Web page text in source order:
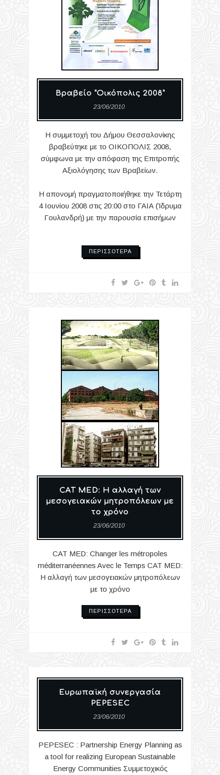
Βραβείο “Οικόπολις 2008”
23/06/2010
Η συμμετοχή του Δήμου Θεσσαλονίκης
βραβεύτηκε με το ΟΙΚΟΠΟΛΙΣ 2008,
σύμφωνα με την απόφαση της Επιτροπής
Αξιολόγησης των Βραβείων.
Η απονομή πραγματοποιήθηκε την Τετάρτη
4 Ιουνίου 2008 στις 20:00 στο ΓΑΙΑ (Ίδρυμα
Γουλανδρή) με την παρουσία επισήμων
ΠΕΡΙΣΣΌΤΕΡΑ
CAT MED: Η αλλαγή των
μεσογειακών μητροπόλεων με
το χρόνο
23/06/2010
CAT MED: Changer les métropoles
méditerranéennes Avec le Temps CAT MED:
Η αλλαγή των μεσογειακών μητροπόλεων
με το χρόνο
ΠΕΡΙΣΣΌΤΕΡΑ
Eυρωπαϊκή συνεργασία
PEPESEC
23/06/2010
PEPESEC : Partnership Energy Planning as
a tool for realizing European Sustainable
Energy Communities Συμμετοχικός